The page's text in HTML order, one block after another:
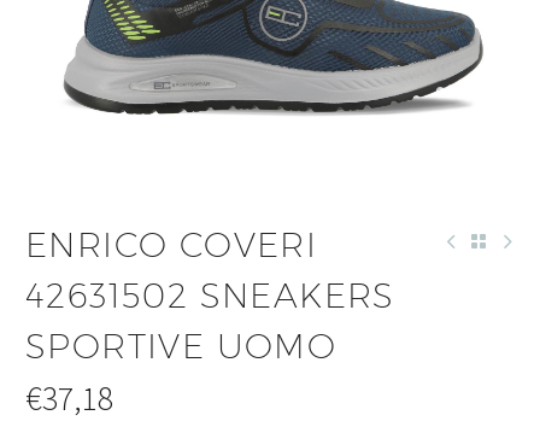
ENRICO COVERI
42631502 SNEAKERS
SPORTIVE UOMO
€37,18